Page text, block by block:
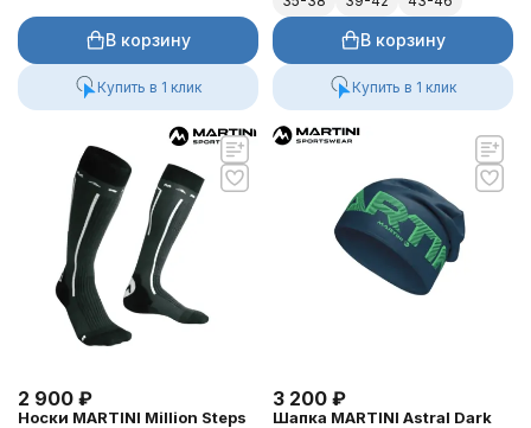
В корзину
Купить в 1 клик
В корзину
Купить в 1 клик
2 900 ₽
Носки MARTINI Million Steps
3 200 ₽
Шапка MARTINI Astral Dark